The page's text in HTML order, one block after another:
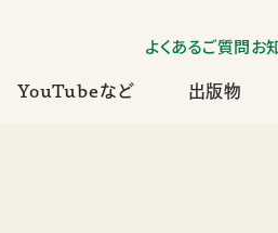
よくあるご質問お
YouTubeなど 出版物